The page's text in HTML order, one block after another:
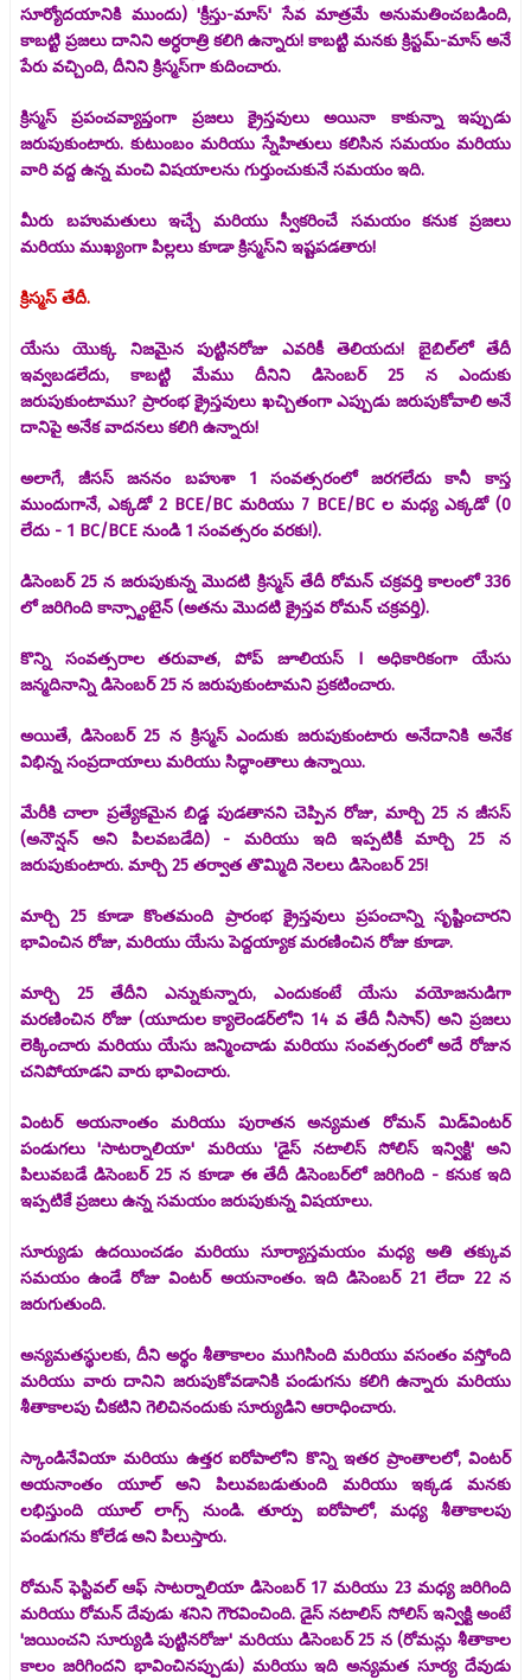
సూర్యోదయానికి ముందు) 'క్రీస్తు-మాస్' సేవ మాత్రమే అనుమతించబడింది,
కాబట్టి ప్రజలు దానిని అర్ధరాత్రి కలిగి ఉన్నారు! కాబట్టి మనకు క్రిస్టమ్-మాస్ అనే
పేరు వచ్చింది, దీనిని క్రిస్మస్‌గా కుదించారు.
క్రిస్మస్ ప్రపంచవ్యాప్తంగా ప్రజలు క్రైస్తవులు అయినా కాకున్నా ఇప్పుడు
జరుపుకుంటారు. కుటుంబం మరియు స్నేహితులు కలిసిన సమయం మరియు
వారి వద్ద ఉన్న మంచి విషయాలను గుర్తుంచుకునే సమయం ఇది.
మీరు బహుమతులు ఇచ్చే మరియు స్వీకరించే సమయం కనుక ప్రజలు
మరియు ముఖ్యంగా పిల్లలు కూడా క్రిస్మస్‌ని ఇష్టపడతారు!
క్రిస్మస్ తేదీ.
యేసు యొక్క నిజమైన పుట్టినరోజు ఎవరికీ తెలియదు! బైబిల్‌లో తేదీ
ఇవ్వబడలేదు, కాబట్టి మేము దీనిని డిసెంబర్ 25 న ఎందుకు
జరుపుకుంటాము? ప్రారంభ క్రైస్తవులు ఖచ్చితంగా ఎప్పుడు జరుపుకోవాలి అనే
దానిపై అనేక వాదనలు కలిగి ఉన్నారు!
అలాగే, జీసస్ జననం బహుశా 1 సంవత్సరంలో జరగలేదు కానీ కాస్త
ముందుగానే, ఎక్కడో 2 BCE/BC మరియు 7 BCE/BC ల మధ్య ఎక్కడో (0
లేదు - 1 BC/BCE నుండి 1 సంవత్సరం వరకు!).
డిసెంబర్ 25 న జరుపుకున్న మొదటి క్రిస్మస్ తేదీ రోమన్ చక్రవర్తి కాలంలో 336
లో జరిగింది కాన్స్టాంటైన్ (అతను మొదటి క్రైస్తవ రోమన్ చక్రవర్తి).
కొన్ని సంవత్సరాల తరువాత, పోప్ జూలియస్ I అధికారికంగా యేసు
జన్మదినాన్ని డిసెంబర్ 25 న జరుపుకుంటామని ప్రకటించారు.
అయితే, డిసెంబర్ 25 న క్రిస్మస్ ఎందుకు జరుపుకుంటారు అనేదానికి అనేక
విభిన్న సంప్రదాయాలు మరియు సిద్ధాంతాలు ఉన్నాయి.
మేరీకి చాలా ప్రత్యేకమైన బిడ్డ పుడతానని చెప్పిన రోజు, మార్చి 25 న జీసస్
(అనౌన్షన్ అని పిలవబడేది) - మరియు ఇది ఇప్పటికీ మార్చి 25 న
జరుపుకుంటారు. మార్చి 25 తర్వాత తొమ్మిది నెలలు డిసెంబర్ 25!
మార్చి 25 కూడా కొంతమంది ప్రారంభ క్రైస్తవులు ప్రపంచాన్ని సృష్టించారని
భావించిన రోజు, మరియు యేసు పెద్దయ్యాక మరణించిన రోజు కూడా.
మార్చి 25 తేదీని ఎన్నుకున్నారు, ఎందుకంటే యేసు వయోజనుడిగా
మరణించిన రోజు (యూదుల క్యాలెండర్‌లోని 14 వ తేదీ నీసాన్) అని ప్రజలు
లెక్కించారు మరియు యేసు జన్మించాడు మరియు సంవత్సరంలో అదే రోజున
చనిపోయాడని వారు భావించారు.
వింటర్ అయనాంతం మరియు పురాతన అన్యమత రోమన్ మిడ్‌వింటర్
పండుగలు 'సాటర్నాలియా' మరియు 'డైస్ నటాలిస్ సోలిస్ ఇన్విక్టి' అని
పిలువబడే డిసెంబర్ 25 న కూడా ఈ తేదీ డిసెంబర్‌లో జరిగింది - కనుక ఇది
ఇప్పటికే ప్రజలు ఉన్న సమయం జరుపుకున్న విషయాలు.
సూర్యుడు ఉదయించడం మరియు సూర్యాస్తమయం మధ్య అతి తక్కువ
సమయం ఉండే రోజు వింటర్ అయనాంతం. ఇది డిసెంబర్ 21 లేదా 22 న
జరుగుతుంది.
అన్యమతస్థులకు, దీని అర్థం శీతాకాలం ముగిసింది మరియు వసంతం వస్తోంది
మరియు వారు దానిని జరుపుకోవడానికి పండుగను కలిగి ఉన్నారు మరియు
శీతాకాలపు చీకటిని గెలిచినందుకు సూర్యుడిని ఆరాధించారు.
స్కాండినేవియా మరియు ఉత్తర ఐరోపాలోని కొన్ని ఇతర ప్రాంతాలలో, వింటర్
అయనాంతం యూల్ అని పిలువబడుతుంది మరియు ఇక్కడ మనకు
లభిస్తుంది యూల్ లాగ్స్ నుండి. తూర్పు ఐరోపాలో, మధ్య శీతాకాలపు
పండుగను కోలేడ అని పిలుస్తారు.
రోమన్ ఫెస్టివల్ ఆఫ్ సాటర్నాలియా డిసెంబర్ 17 మరియు 23 మధ్య జరిగింది
మరియు రోమన్ దేవుడు శనిని గౌరవించింది. డైస్ నటాలిస్ సోలిస్ ఇన్విక్టి అంటే
'జయించని సూర్యుడి పుట్టినరోజు' మరియు డిసెంబర్ 25 న (రోమన్లు ​​శీతాకాల
కాలం జరిగిందని భావించినప్పుడు) మరియు ఇది అన్యమత సూర్య దేవుడు